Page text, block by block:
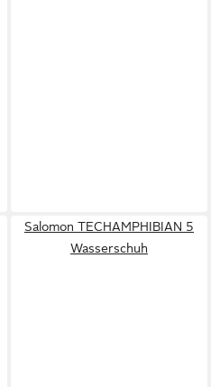
Salomon TECHAMPHIBIAN 5
Wasserschuh